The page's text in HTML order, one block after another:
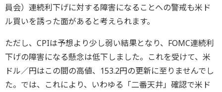
員会）連続利下げに対する障害になることへの警戒も米ド
ル買いを誘った面があると考えられます。
ただし、CPIは予想より少し弱い結果となり、FOMC連続利
下げの障害になる懸念は低下しました。これを受けて、米
ドル／円はこの間の高値、153.2円の更新に至りませんでし
た。では、これにより、いわゆる「二番天井」確認で米ド